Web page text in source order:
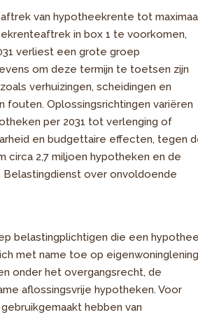
van hypotheekrente tot
in box 1 te voorkomen,
verliest een grote groep
om deze termijn te toetsen zijn
verhuizingen, scheidingen en
Oplossingsrichtingen variëren
per 2031 tot verlenging of
en budgettaire effecten, tegen
circa 2,7 miljoen hypotheken en de
over onvoldoende
belastingplichtigen die een
met name toe op
onder het overgangsrecht, de
aflossingsvrije hypotheken. Voor
hebben van